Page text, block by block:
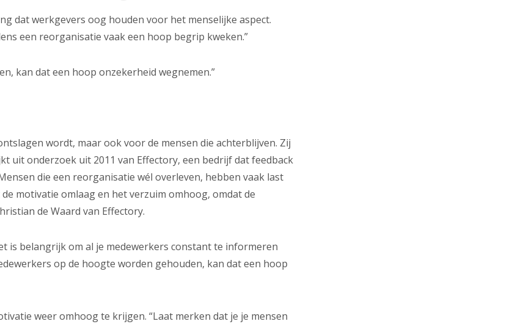
dat werkgevers oog houden voor het menselijke aspect.
een reorganisatie vaak een hoop begrip kweken.”
kan dat een hoop onzekerheid wegnemen.”
wordt, maar ook voor de mensen die achterblijven. Zij
uit onderzoek uit 2011 van Effectory, een bedrijf dat feedback
die een reorganisatie wél overleven, hebben vaak last
motivatie omlaag en het verzuim omhoog, omdat de
de Waard van Effectory.
is belangrijk om al je medewerkers constant te informeren
op de hoogte worden gehouden, kan dat een hoop
weer omhoog te krijgen. “Laat merken dat je je mensen